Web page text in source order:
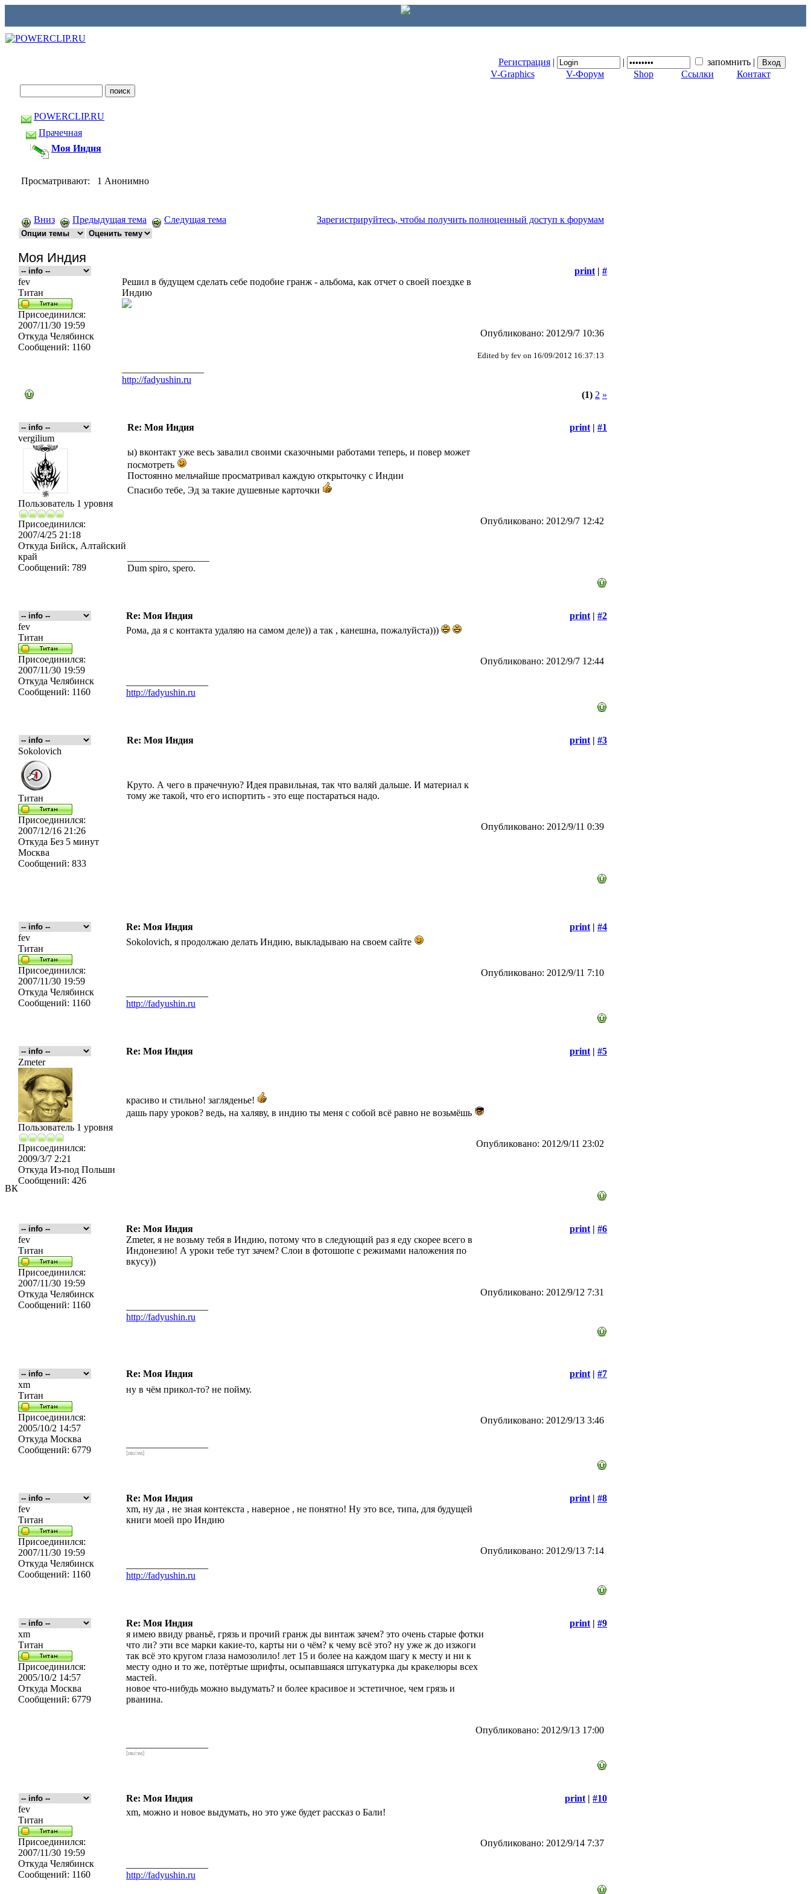
Регистрация | | запомнить |
V-Graphics
V-Форум Shop Ссылки Контакт
ВК
POWERCLIP.RU
Прачечная
Моя Индия
Просматривают: 1 Анонимно
Вниз Предыдущая тема Следущая тема Зарегистрируйтесь, чтобы получить полноценный доступ к форумам
Моя Индия
print | #
fev
Титан
Присоединился:
2007/11/30 19:59
Откуда Челябинск
Сообщений: 1160
Решил в будущем сделать себе подобие гранж - альбома, как отчет о своей поездке в
Индию
Опубликовано: 2012/9/7 10:36
Edited by fev on 16/09/2012 16:37:13
http://fadyushin.ru
(1) 2 »
Re: Моя Индия print | #1
vergilium
Пользователь 1 уровня
Присоединился:
2007/4/25 21:18
Откуда Бийск, Алтайский
край
Сообщений: 789
ы) вконтакт уже весь завалил своими сказочными работами теперь, и повер может
посмотреть
Постоянно мельчайше просматривал каждую открыточку с Индии
Спасибо тебе, Эд за такие душевные карточки
Опубликовано: 2012/9/7 12:42
Dum spiro, spero.
Re: Моя Индия print | #2
fev
Титан
Присоединился:
2007/11/30 19:59
Откуда Челябинск
Сообщений: 1160
Рома, да я с контакта удаляю на самом деле)) а так , канешна, пожалуйста)))
Опубликовано: 2012/9/7 12:44
http://fadyushin.ru
Re: Моя Индия print | #3
Sokolovich
Титан
Присоединился:
2007/12/16 21:26
Откуда Без 5 минут
Москва
Сообщений: 833
Круто. А чего в прачечную? Идея правильная, так что валяй дальше. И материал к
тому же такой, что его испортить - это еще постараться надо.
Опубликовано: 2012/9/11 0:39
Re: Моя Индия print | #4
fev
Титан
Присоединился:
2007/11/30 19:59
Откуда Челябинск
Сообщений: 1160
Sokolovich, я продолжаю делать Индию, выкладываю на своем сайте
Опубликовано: 2012/9/11 7:10
http://fadyushin.ru
Re: Моя Индия print | #5
Zmeter
Пользователь 1 уровня
Присоединился:
2009/3/7 2:21
Откуда Из-под Польши
Сообщений: 426
красиво и стильно! загляденье!
дашь пару уроков? ведь, на халяву, в индию ты меня с собой всё равно не возьмёшь
Опубликовано: 2012/9/11 23:02
Re: Моя Индия print | #6
fev
Титан
Присоединился:
2007/11/30 19:59
Откуда Челябинск
Сообщений: 1160
Zmeter, я не возьму тебя в Индию, потому что в следующий раз я еду скорее всего в
Индонезию! А уроки тебе тут зачем? Слои в фотошопе с режимами наложения по
вкусу))
Опубликовано: 2012/9/12 7:31
http://fadyushin.ru
Re: Моя Индия print | #7
xm
Титан
Присоединился:
2005/10/2 14:57
Откуда Москва
Сообщений: 6779
ну в чём прикол-то? не пойму.
Опубликовано: 2012/9/13 3:46
[икс́эм]
Re: Моя Индия print | #8
fev
Титан
Присоединился:
2007/11/30 19:59
Откуда Челябинск
Сообщений: 1160
xm, ну да , не зная контекста , наверное , не понятно! Ну это все, типа, для будущей
книги моей про Индию
Опубликовано: 2012/9/13 7:14
http://fadyushin.ru
Re: Моя Индия print | #9
xm
Титан
Присоединился:
2005/10/2 14:57
Откуда Москва
Сообщений: 6779
я имею ввиду рваньё, грязь и прочий гранж ды винтаж зачем? это очень старые фотки
что ли? эти все марки какие-то, карты ни о чём? к чему всё это? ну уже ж до изжоги
так всё это кругом глаза намозолило! лет 15 и более на каждом шагу к месту и ни к
месту одно и то же, потёртые шрифты, осыпавшаяся штукатурка ды кракелюры всех
мастей.
новое что-нибудь можно выдумать? и более красивое и эстетичное, чем грязь и
рванина.
Опубликовано: 2012/9/13 17:00
[икс́эм]
Re: Моя Индия print | #10
fev
Титан
Присоединился:
2007/11/30 19:59
Откуда Челябинск
Сообщений: 1160
xm, можно и новое выдумать, но это уже будет рассказ о Бали!
Опубликовано: 2012/9/14 7:37
http://fadyushin.ru